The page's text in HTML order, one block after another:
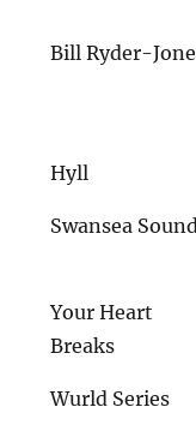
Bill Ryder-
Hyll
Swansea
Your Heart
Breaks
Wurld Series